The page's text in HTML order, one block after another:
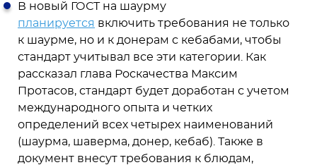
В новый ГОСТ на шаурму
планируется включить требования не только
к шаурме, но и к донерам с кебабами, чтобы
стандарт учитывал все эти категории. Как
рассказал глава Роскачества Максим
Протасов, стандарт будет доработан с учетом
международного опыта и четких
определений всех четырех наименований
(шаурма, шаверма, донер, кебаб). Также в
документ внесут требования к блюдам,